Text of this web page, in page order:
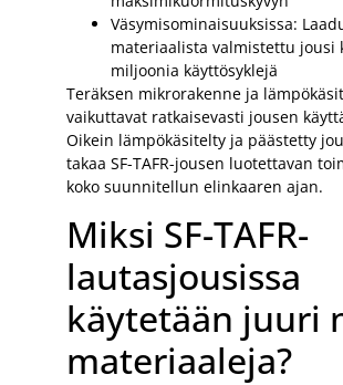
Väsymisominaisuuksissa:
materiaalista valmistettu jousi
miljoonia käyttösyklejä
Teräksen mikrorakenne ja
vaikuttavat ratkaisevasti jousen
Oikein lämpökäsitelty ja päästetty
takaa SF-TAFR-jousen luotettavan
koko suunnitellun elinkaaren ajan.
Miksi SF-TAFR-
lautasjousissa
käytetään juuri
materiaaleja?